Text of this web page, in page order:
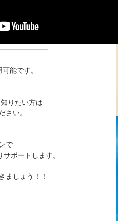
能です。
りたい方は
さい。
で
ポートします。
ましょう！！